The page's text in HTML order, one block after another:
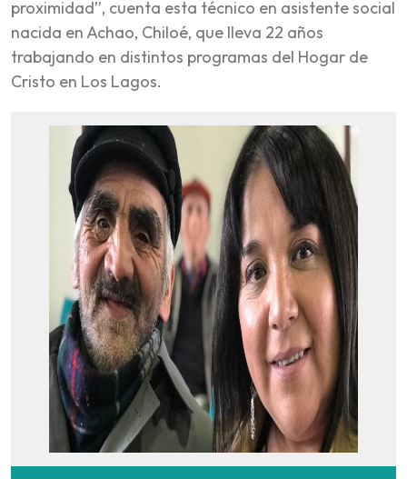
proximidad”, cuenta esta técnico en asistente social
nacida en Achao, Chiloé, que lleva 22 años
trabajando en distintos programas del Hogar de
Cristo en Los Lagos.